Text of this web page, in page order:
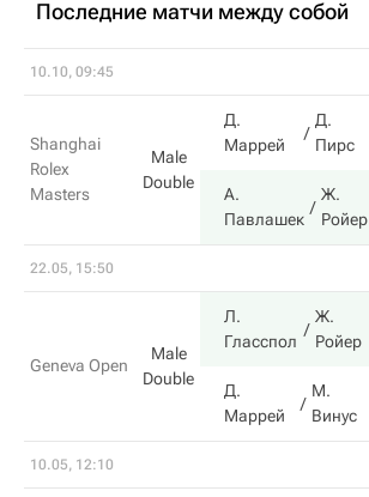
Последние матчи между собой
10.10, 09:45
Shanghai
Rolex
Masters
Male
Double
Д.
Маррей
Д.
Пирс
А.
Павлашек
Ж.
Ройер
22.05, 15:50
Geneva Open
Male
Double
Л.
Гласспол
Ж.
Ройер
Д.
Маррей
М.
Винус
10.05, 12:10